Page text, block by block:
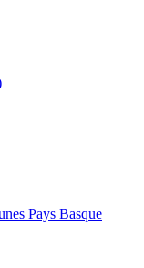
Pays Basque